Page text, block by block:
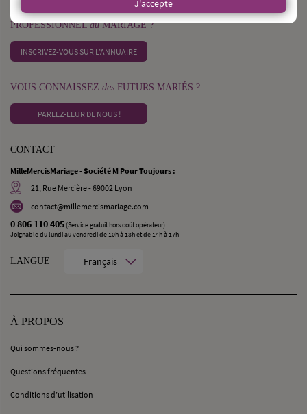
PROFESSIONNELduMARIAGE ?
INSCRIVEZ-VOUS SUR L’ANNUAIRE
VOUS CONNAISSEZ des FUTURS MARIÉS ?
PARLEZ-LEUR DE NOUS !
CONTACT
MilleMercisMariage - Société M Pour Toujours :
21, Rue Mercière - 69002 Lyon
contact@millemercismariage.com
0 806 110 405 (Service gratuit hors coût opérateur)
Joignable du lundi au vendredi de 10h à 13h et de 14h à 17h
LANGUE Français
À PROPOS
Qui sommes-nous ?
Questions fréquentes
Conditions d’utilisation
J'accepte